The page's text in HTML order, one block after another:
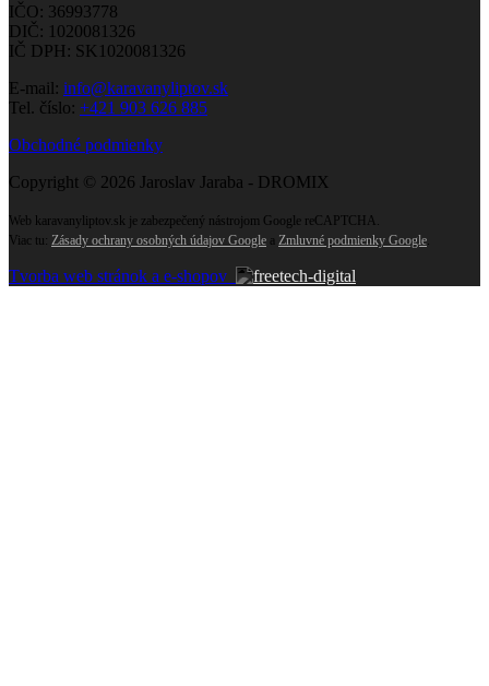
IČO: 36993778
DIČ: 1020081326
IČ DPH: SK1020081326
E-mail: info@karavanyliptov.sk
Tel. číslo: +421 903 626 885
Obchodné podmienky
Copyright © 2026 Jaroslav Jaraba - DROMIX
Web karavanyliptov.sk je zabezpečený nástrojom Google reCAPTCHA.
Viac tu: Zásady ochrany osobných údajov Google a Zmluvné podmienky Google
Tvorba web stránok a e-shopov